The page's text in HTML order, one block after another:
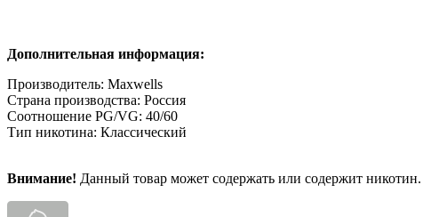
Дополнительная информация:
Производитель: Maxwells
Страна производства: Россия
Соотношение PG/VG: 40/60
Тип никотина: Классический
Внимание! Данный товар может содержать или содержит